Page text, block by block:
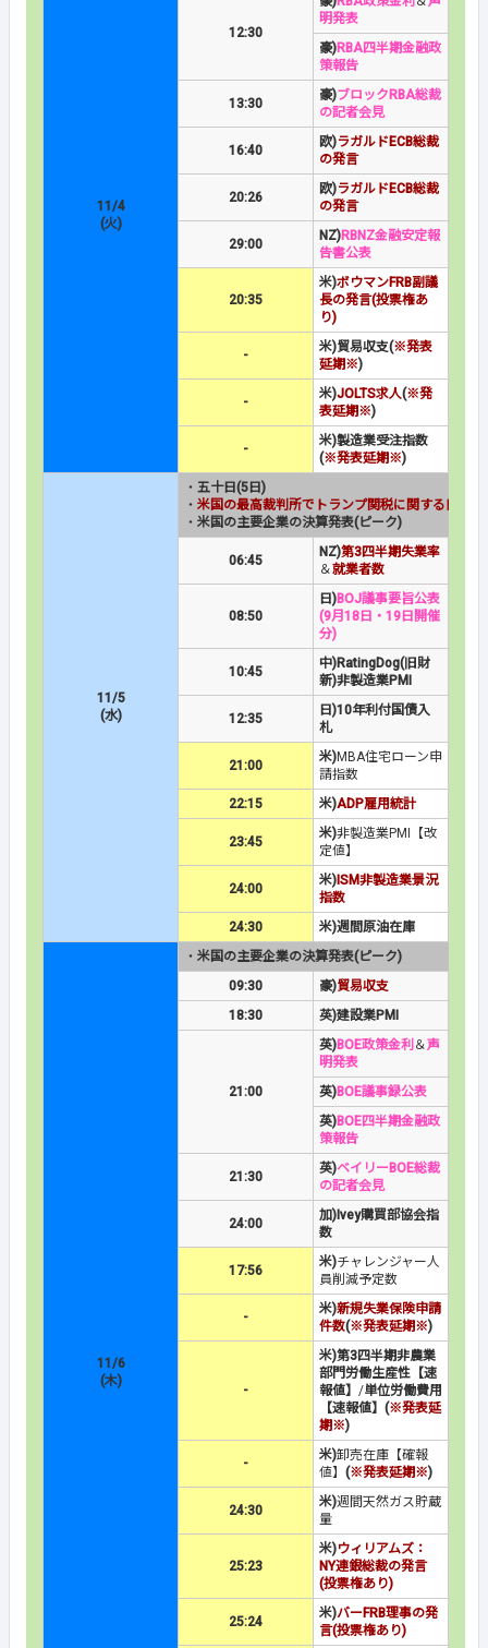
11/4
(火)
12:30
明発表
豪)RBA四半期金融政
策報告
13:30
豪)ブロックRBA総裁
の記者会見
16:40
欧)ラガルドECB総裁
の発言
20:26
欧)ラガルドECB総裁
の発言
29:00
NZ)RBNZ金融安定報
告書公表
20:35
米)ボウマンFRB副議
長の発言(投票権あ
り)
-
米)貿易収支(※発表
延期※)
-
米)JOLTS求人(※発
表延期※)
-
米)製造業受注指数
(※発表延期※)
11/5
(水)
・ 五十日(5日)
・ 米国の最高裁判所でトランプ関税に関する口頭弁
・ 米国の主要企業の決算発表(ピーク)
06:45
NZ)第3四半期失業率
＆就業者数
08:50
日)BOJ議事要旨公表
(9月18日・19日開催
分)
10:45
中)RatingDog(旧財
新)非製造業PMI
12:35
日)10年利付国債入
札
21:00
米)MBA住宅ローン申
請指数
22:15
米)ADP雇用統計
23:45
米)非製造業PMI【改
定値】
24:00
米) ISM非製造業景況
指数
24:30
米)週間原油在庫
11/6
(木)
・ 米国の主要企業の決算発表(ピーク)
09:30
豪)貿易収支
18:30
英)建設業PMI
21:00
英)BOE政策金利 ＆声
明発表
英)BOE議事録公表
英)BOE四半期金融政
策報告
21:30
英)ベイリーBOE総裁
の記者会見
24:00
加)Ivey購買部協会指
数
17:56
米)チャレンジャー人
員削減予定数
-
米)新規失業保険申請
件数(※発表延期※)
-
米)第3四半期非農業
部門労働生産性【速
報値】 /単位労働費用
【速報値】(※発表延
期※)
-
米)卸売在庫【確報
値】 (※発表延期※)
24:30
米)週間天然ガス貯蔵
量
25:23
米)ウィリアムズ：
NY連銀総裁の発言
(投票権あり)
25:24
米)バーFRB理事の発
言(投票権あり)